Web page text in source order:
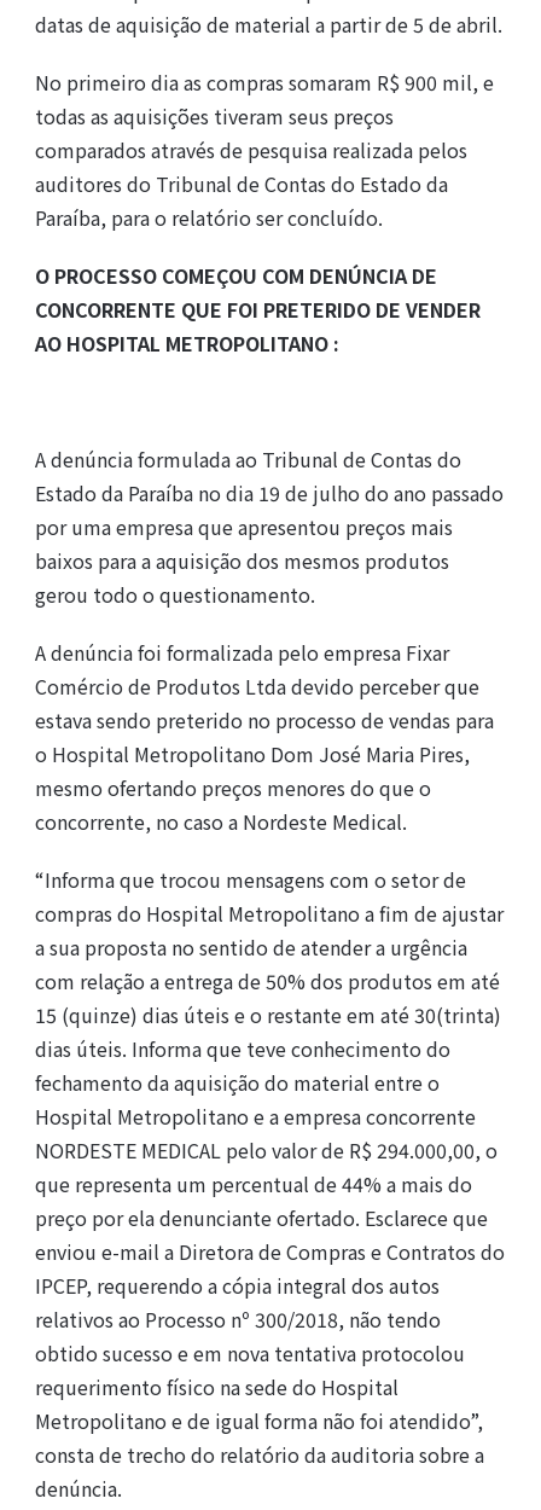
datas de aquisição de material a partir de 5 de abril.
No primeiro dia as compras somaram R$ 900 mil, e
todas as aquisições tiveram seus preços
comparados através de pesquisa realizada pelos
auditores do Tribunal de Contas do Estado da
Paraíba, para o relatório ser concluído.
O PROCESSO COMEÇOU COM DENÚNCIA DE
CONCORRENTE QUE FOI PRETERIDO DE VENDER
AO HOSPITAL METROPOLITANO :
A denúncia formulada ao Tribunal de Contas do
Estado da Paraíba no dia 19 de julho do ano passado
por uma empresa que apresentou preços mais
baixos para a aquisição dos mesmos produtos
gerou todo o questionamento.
A denúncia foi formalizada pelo empresa Fixar
Comércio de Produtos Ltda devido perceber que
estava sendo preterido no processo de vendas para
o Hospital Metropolitano Dom José Maria Pires,
mesmo ofertando preços menores do que o
concorrente, no caso a Nordeste Medical.
“Informa que trocou mensagens com o setor de
compras do Hospital Metropolitano a fim de ajustar
a sua proposta no sentido de atender a urgência
com relação a entrega de 50% dos produtos em até
15 (quinze) dias úteis e o restante em até 30(trinta)
dias úteis. Informa que teve conhecimento do
fechamento da aquisição do material entre o
Hospital Metropolitano e a empresa concorrente
NORDESTE MEDICAL pelo valor de R$ 294.000,00, o
que representa um percentual de 44% a mais do
preço por ela denunciante ofertado. Esclarece que
enviou e-mail a Diretora de Compras e Contratos do
IPCEP, requerendo a cópia integral dos autos
relativos ao Processo nº 300/2018, não tendo
obtido sucesso e em nova tentativa protocolou
requerimento físico na sede do Hospital
Metropolitano e de igual forma não foi atendido”,
consta de trecho do relatório da auditoria sobre a
denúncia.